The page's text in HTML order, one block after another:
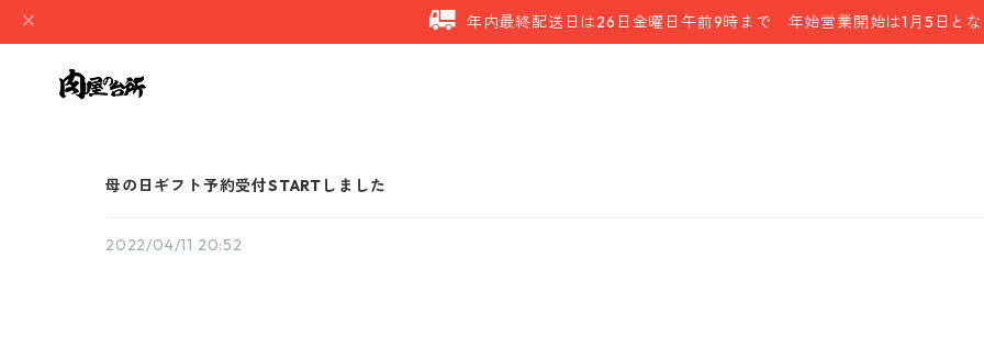
年内最終配送日は26日金曜日午前9時まで 年始営業開始は1月5日とな
母の日ギフト予約受付STARTしました
2022/04/11 20:52